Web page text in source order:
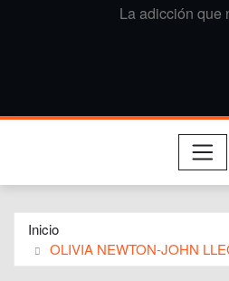
La adicción que
Inicio
OLIVIA NEWTON-JOHN